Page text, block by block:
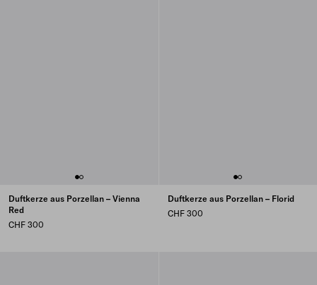
Duftkerze aus Porzellan – Vienna
Red
CHF 300
Duftkerze aus Porzellan – Florid
CHF 300